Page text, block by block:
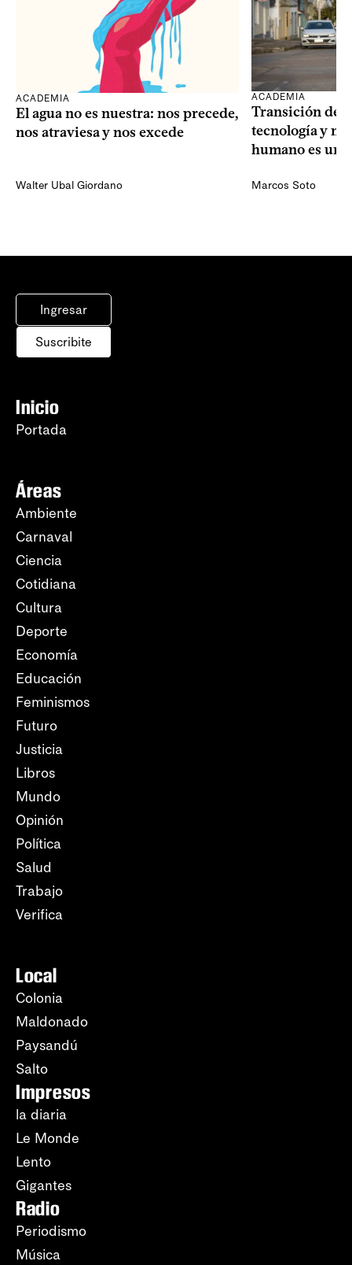
ACADEMIA
El agua no es nuestra: nos precede,
nos atraviesa y nos excede
Walter Ubal Giordano
ACADEMIA
Transición
tecnología y
humano es
Marcos Soto
Ingresar
Suscribite
Inicio
Portada
Áreas
Ambiente
Carnaval
Ciencia
Cotidiana
Cultura
Deporte
Economía
Educación
Feminismos
Futuro
Justicia
Libros
Mundo
Opinión
Política
Salud
Trabajo
Verifica
Local
Colonia
Maldonado
Paysandú
Salto
Impresos
la diaria
Le Monde
Lento
Gigantes
Radio
Periodismo
Música